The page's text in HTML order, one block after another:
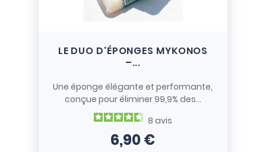
LE DUO D'ÉPONGES MYKONOS
–...
Une éponge élégante et performante,
conçue pour éliminer 99,9% des...
8 avis
Prix
6,90 €